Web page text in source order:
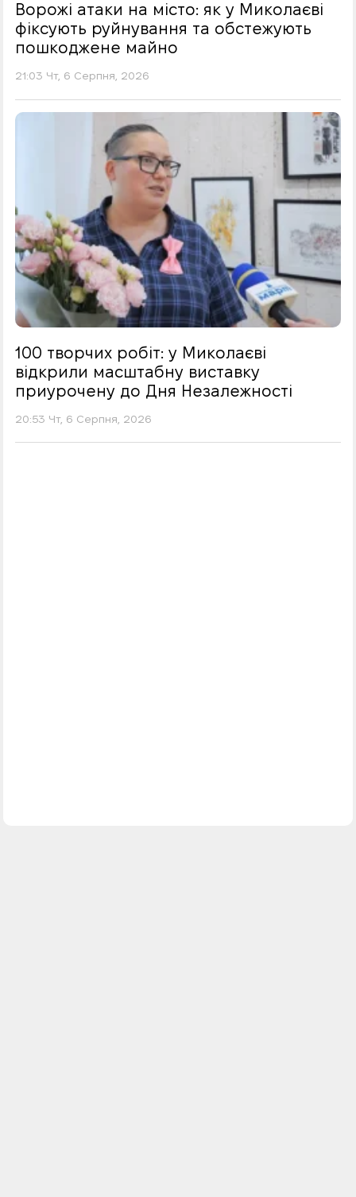
Ворожі атаки на місто: як у Миколаєві
фіксують руйнування та обстежують
пошкоджене майно
21:03 Чт, 6 Серпня, 2026
100 творчих робіт: у Миколаєві
відкрили масштабну виставку
приурочену до Дня Незалежності
20:53 Чт, 6 Серпня, 2026